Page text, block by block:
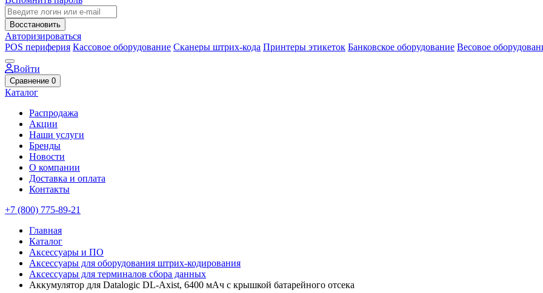
Восстановить
Авторизироваться
POS периферия Кассовое оборудование Сканеры штрих-кода Принтеры этикеток Банковское оборудование Весовое
Войти
Сравнение 0
Каталог
Распродажа
Акции
Наши услуги
Бренды
Новости
О компании
Доставка и оплата
Контакты
+7 (800) 775-89-21
Главная
Каталог
Аксессуары и ПО
Аксессуары для оборудования штрих-кодирования
Аксессуары для терминалов сбора данных
Аккумулятор для Datalogic DL-Axist, 6400 мАч с крышкой батарейного отсека